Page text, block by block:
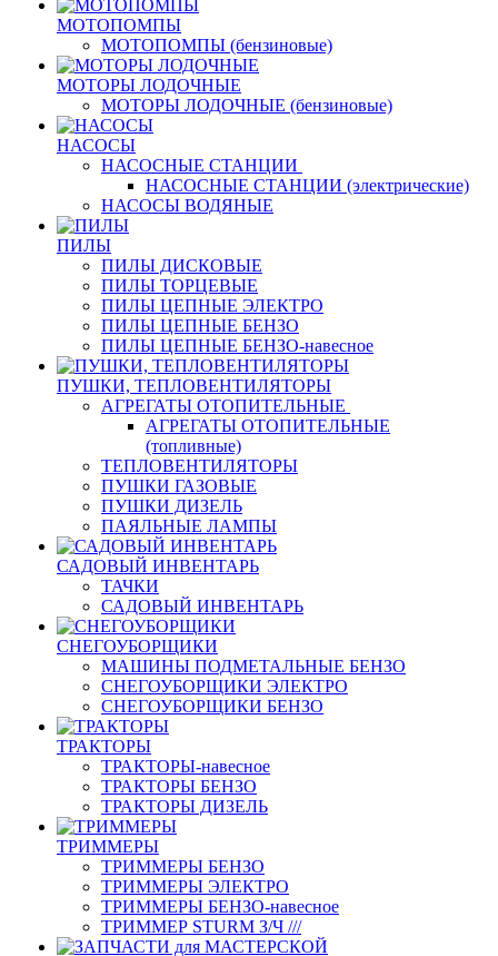
МОТОПОМПЫ
МОТОПОМПЫ (бензиновые)
МОТОРЫ ЛОДОЧНЫЕ
МОТОРЫ ЛОДОЧНЫЕ (бензиновые)
НАСОСЫ
НАСОСНЫЕ СТАНЦИИ
НАСОСНЫЕ СТАНЦИИ (электрические)
НАСОСЫ ВОДЯНЫЕ
ПИЛЫ
ПИЛЫ ДИСКОВЫЕ
ПИЛЫ ТОРЦЕВЫЕ
ПИЛЫ ЦЕПНЫЕ ЭЛЕКТРО
ПИЛЫ ЦЕПНЫЕ БЕНЗО
ПИЛЫ ЦЕПНЫЕ БЕНЗО-навесное
ПУШКИ, ТЕПЛОВЕНТИЛЯТОРЫ
АГРЕГАТЫ ОТОПИТЕЛЬНЫЕ
АГРЕГАТЫ ОТОПИТЕЛЬНЫЕ
(топливные)
ТЕПЛОВЕНТИЛЯТОРЫ
ПУШКИ ГАЗОВЫЕ
ПУШКИ ДИЗЕЛЬ
ПАЯЛЬНЫЕ ЛАМПЫ
САДОВЫЙ ИНВЕНТАРЬ
ТАЧКИ
САДОВЫЙ ИНВЕНТАРЬ
СНЕГОУБОРЩИКИ
МАШИНЫ ПОДМЕТАЛЬНЫЕ БЕНЗО
СНЕГОУБОРЩИКИ ЭЛЕКТРО
СНЕГОУБОРЩИКИ БЕНЗО
ТРАКТОРЫ
ТРАКТОРЫ-навесное
ТРАКТОРЫ БЕНЗО
ТРАКТОРЫ ДИЗЕЛЬ
ТРИММЕРЫ
ТРИММЕРЫ БЕНЗО
ТРИММЕРЫ ЭЛЕКТРО
ТРИММЕРЫ БЕНЗО-навесное
ТРИММЕР STURM З/Ч ///